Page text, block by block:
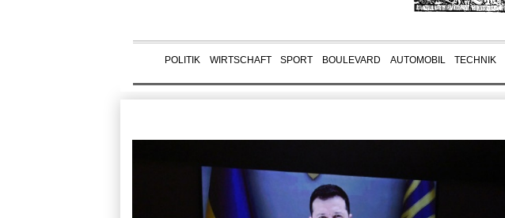
POLITIK WIRTSCHAFT SPORT BOULEVARD AUTOMOBIL TECHNIK